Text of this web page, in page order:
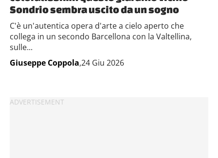
Sondrio sembra uscito da un sogno
C'è un'autentica opera d'arte a cielo aperto che
collega in un secondo Barcellona con la Valtellina,
sulle...
Giuseppe Coppola,24 Giu 2026